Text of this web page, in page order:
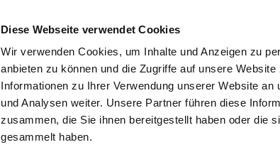
Diese Webseite verwendet Cookies
Wir verwenden Cookies, um Inhalte und Anzeigen zu
anbieten zu können und die Zugriffe auf unsere
Informationen zu Ihrer Verwendung unserer Website
und Analysen weiter. Unsere Partner führen diese
zusammen, die Sie ihnen bereitgestellt haben oder die
gesammelt haben.
Aktuelles Projekte
1940 bis 1960 1960 bis 1980 1980 bis